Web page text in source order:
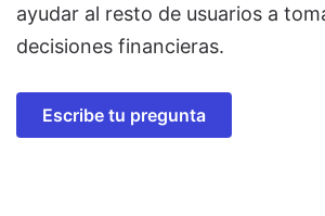
ayudar al resto de usuarios a
decisiones financieras.
Escribe tu pregunta